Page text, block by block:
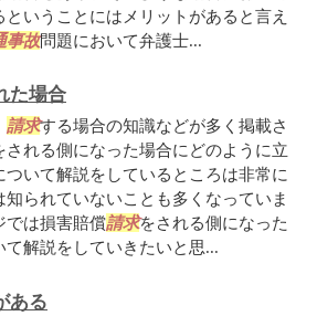
いうことにはメリットがあると言え
事故問題において弁護士...
た場合
請求する場合の知識などが多く掲載さ
される側になった場合にどのように立
ついて解説をしているところは非常に
られていないことも多くなっていま
では損害賠償請求をされる側になった
解説をしていきたいと思...
ある